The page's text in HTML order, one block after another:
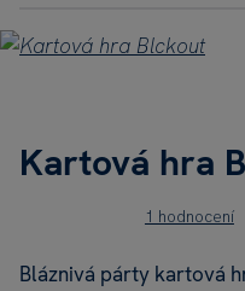
Kartová hra
1 hodnocení
Bláznivá párty kartová